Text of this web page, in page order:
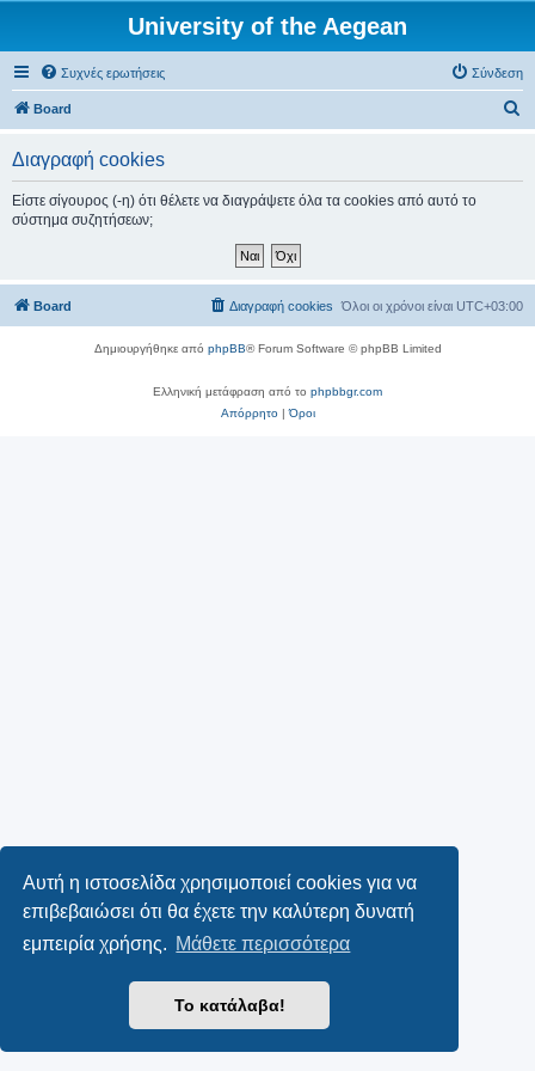
Αυτή η ιστοσελίδα χρησιμοποιεί cookies για να
επιβεβαιώσει ότι θα έχετε την καλύτερη δυνατή
εμπειρία χρήσης. Μάθετε περισσότερα
Το κατάλαβα!
University of the Aegean
Συχνές ερωτήσεις Σύνδεση
Board
σ
Διαγραφή cookies
Είστε σίγουρος (-η) ότι θέλετε να διαγράψετε όλα τα cookies από αυτό το
σύστημα συζητήσεων;
Board Όλοι οι χρόνοι είναι UTC+03:00
Διαγραφή cookies
Δημιουργήθηκε από phpBB® Forum Software © phpBB Limited
Ελληνική μετάφραση από το phpbbgr.com
Απόρρητο|Όροι